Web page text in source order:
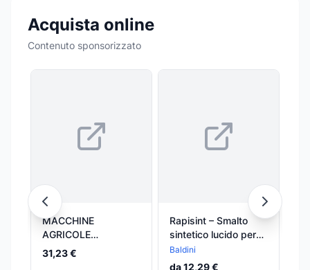
Acquista online
Contenuto sponsorizzato
MACCHINE
AGRICOLE
MECHANICS
31,23 €
Rapisint – Smalto
sintetico lucido per
macchine agricole
750 ml
Baldini
da 12,29 €